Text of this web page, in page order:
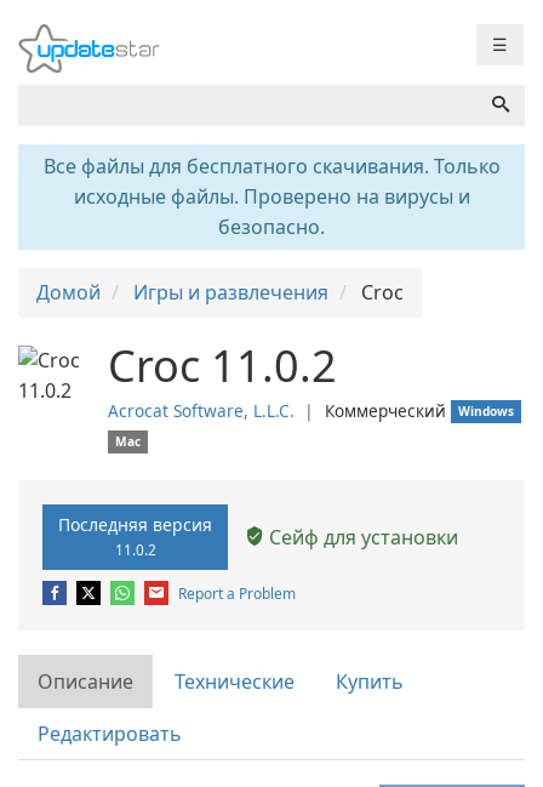
☰
Все файлы для бесплатного скачивания. Только
исходные файлы. Проверено на вирусы и
безопасно.
Домой Игры и развлечения Croc
Croc 11.0.2
Acrocat Software, L.L.C. ❘ Коммерческий
Windows
Mac
Последняя версия
11.0.2 Сейф для установки
Report a Problem
Описание Технические
Купить
Редактировать